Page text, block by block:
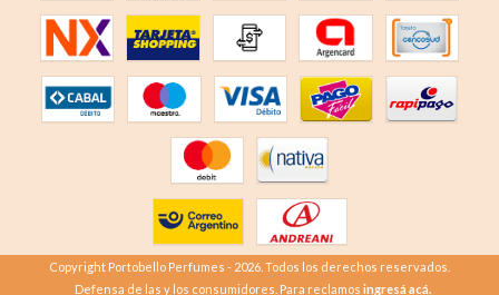
Copyright Portobello Perfumes - 2026. Todos los derechos reservados.
Defensa de las y los consumidores. Para reclamos ingresá acá.